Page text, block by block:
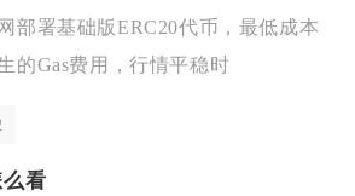
部署基础版ERC20代币，最低成本
的Gas费用，行情平稳时
看